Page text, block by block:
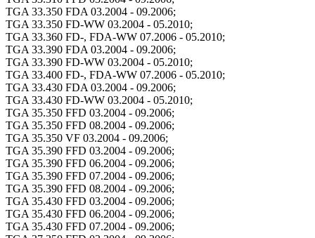
TGA 33.350 FDA 03.2004 - 09.2006;
TGA 33.350 FD-WW 03.2004 - 05.2010;
TGA 33.360 FD-, FDA-WW 07.2006 - 05.2010;
TGA 33.390 FDA 03.2004 - 09.2006;
TGA 33.390 FD-WW 03.2004 - 05.2010;
TGA 33.400 FD-, FDA-WW 07.2006 - 05.2010;
TGA 33.430 FDA 03.2004 - 09.2006;
TGA 33.430 FD-WW 03.2004 - 05.2010;
TGA 35.350 FFD 03.2004 - 09.2006;
TGA 35.350 FFD 08.2004 - 09.2006;
TGA 35.350 VF 03.2004 - 09.2006;
TGA 35.390 FFD 03.2004 - 09.2006;
TGA 35.390 FFD 06.2004 - 09.2006;
TGA 35.390 FFD 07.2004 - 09.2006;
TGA 35.390 FFD 08.2004 - 09.2006;
TGA 35.430 FFD 03.2004 - 09.2006;
TGA 35.430 FFD 06.2004 - 09.2006;
TGA 35.430 FFD 07.2004 - 09.2006;